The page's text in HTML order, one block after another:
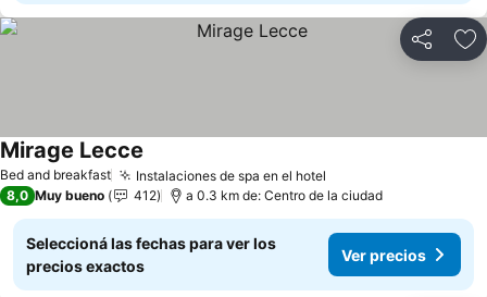
Compartir
Bed and breakfast Instalaciones de spa en el hotel
Mirage Lecce
8,0 Muy bueno 412 a 0.3 km de: Centro de la ciudad
Seleccioná las fechas para ver los
precios exactos
Ver precios